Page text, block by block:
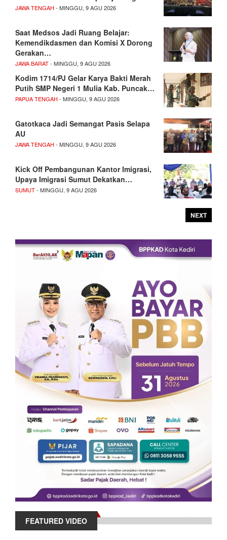
JAWA TENGAH - MINGGU, 9 AGU 2026
Saat Medsos Jadi Ruang Belajar:
Kemendikdasmen dan Komisi X Dorong
Gerakan…
JAWA BARAT- MINGGU, 9 AGU 2026
Kodim 1714/PJ Gelar Karya Bakti Merah
Putih SMP Negeri 1 Mulia Kab. Puncak…
PAPUA TENGAH - MINGGU, 9 AGU 2026
Gatotkaca Jadi Semangat Pasis Selapa
AU
JAWA TENGAH - MINGGU, 9 AGU 2026
Kick Off Pembangunan Kantor Imigrasi,
Upaya Imigrasi Sumut Dekatkan…
SUMUT- MINGGU, 9 AGU 2026
NEXT
FEATURED VIDEO